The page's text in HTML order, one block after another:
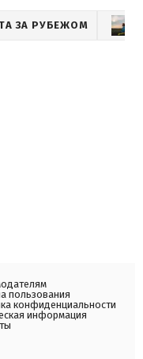
ЗА РУБЕЖОМ
пользования
конфиденциальности
информация